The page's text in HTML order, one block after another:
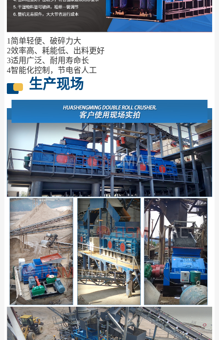
1简单轻便、破碎力大
2效率高、耗能低、出料更好
3适用广泛、耐用寿命长
4智能化控制，节电省人工
生产现场